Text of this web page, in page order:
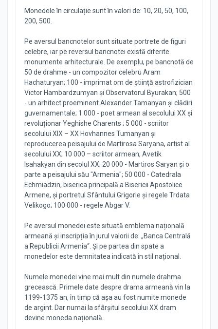
Monedele în circulație sunt în valori de: 10, 20, 50, 100,
200, 500.
Pe aversul bancnotelor sunt situate portrete de figuri
celebre, iar pe reversul bancnotei există diferite
monumente arhitecturale. De exemplu, pe bancnotă de
50 de drahme - un compozitor celebru Aram
Hachaturyan; 100 - imprimat om de știință astrofizician
Victor Hambardzumyan și Observatorul Byurakan; 500
- un arhitect proeminent Alexander Tamanyan și clădiri
guvernamentale; 1 000 - poet armean al secolului XX și
revoluționar Yeghishe Charents ; 5 000 - scriitor
secolului XIX – XX Hovhannes Tumanyan și
reproducerea peisajului de Martirosa Saryana, artist al
secolului XX; 10 000 – scriitor armean, Avetik
Isahakyan din secolul XX; 20 000 - Martiros Saryan și o
parte a peisajului său "Armenia"; 50 000 - Catedrala
Echmiadzin, biserica principală a Bisericii Apostolice
Armene, și portretul Sfântului Grigorie și regele Trdata
Velikogo; 100 000 - regele Abgar V.
Pe aversul monedei este situată emblema națională
armeană și inscripția în jurul valorii de: „Banca Centrală
a Republicii Armenia“. Și pe partea din spate a
monedelor este demnitatea indicată în stil național.
Numele monedei vine mai mult din numele drahma
grecească. Primele date despre drama armeană vin la
1199-1375 an, în timp că așa au fost numite monede
de argint. Dar numai la sfârșitul secolului XX dram
devine moneda națională.